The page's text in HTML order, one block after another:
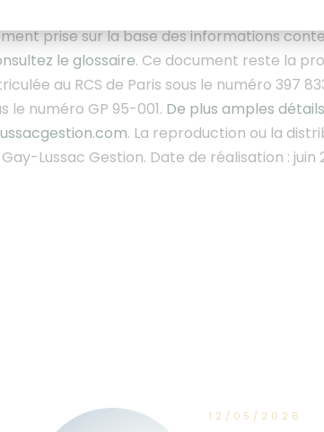
Lussac Gestion ne saurait être tenue
prise sur la base des informations
le glossaire. Ce document reste la
au RCS de Paris sous le numéro 397
le numéro GP 95-001. De plus amples
. La reproduction ou la
Lussac Gestion. Date de réalisation : juin
12/05/2026